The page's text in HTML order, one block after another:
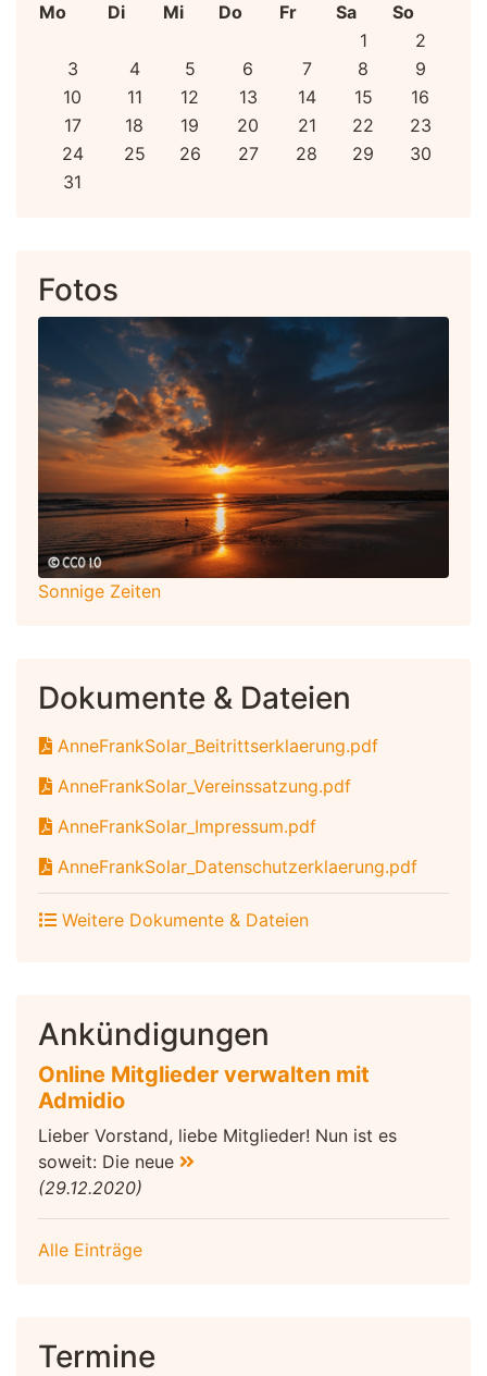
Mo
Di Mi Do Fr Sa
So
1
2
3
4 5 6 7 8
9
10
11 12 13 14 15
16
17
18 19 20 21 22
23
24
25 26 27 28 29
30
31
Fotos
Sonnige Zeiten
Dokumente & Dateien
AnneFrankSolar_Beitrittserklaerung.pdf
AnneFrankSolar_Vereinssatzung.pdf
AnneFrankSolar_Impressum.pdf
AnneFrankSolar_Datenschutzerklaerung.pdf
Weitere Dokumente & Dateien
Ankündigungen
Online Mitglieder verwalten mit
Admidio
Lieber Vorstand, liebe Mitglieder! Nun ist es
soweit: Die neue
(29.12.2020)
Alle Einträge
Termine